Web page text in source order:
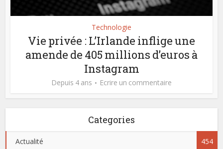
Technologie
Vie privée : L’Irlande inflige une
amende de 405 millions d’euros à
Instagram
Depuis 4 ans Ecrire un commentaire
Categories
Actualité 454